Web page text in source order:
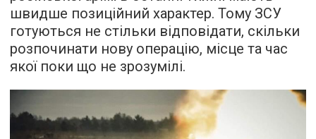
швидше позиційний характер. Тому ЗСУ
готуються не стільки відповідати, скільки
розпочинати нову операцію, місце та час
якої поки що не зрозумілі.